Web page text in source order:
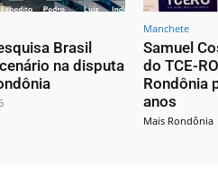
Brasil
na disputa
Manchete
Samuel
do TCE-
Rondônia
anos
Mais Rondônia